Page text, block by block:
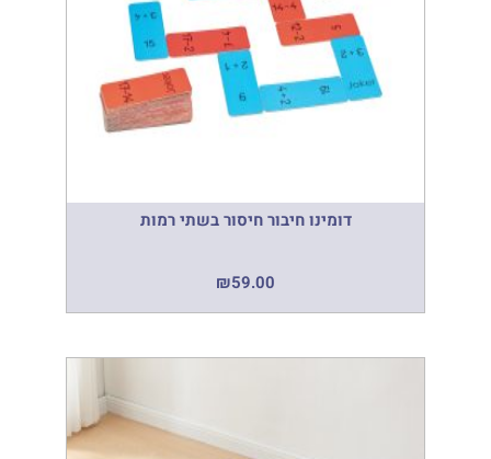
דומינו חיבור חיסור בשתי רמות
₪59.00